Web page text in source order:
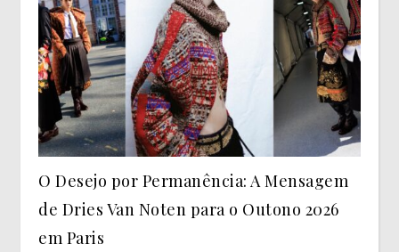
O Desejo por Permanência: A Mensagem
de Dries Van Noten para o Outono 2026
em Paris